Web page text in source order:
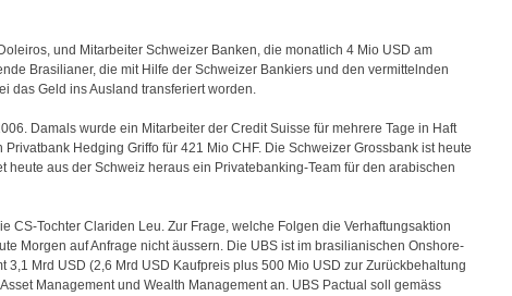
und Mitarbeiter Schweizer Banken, die monatlich 4 Mio USD am
Brasilianer, die mit Hilfe der Schweizer Bankiers und den vermittelnden
das Geld ins Ausland transferiert worden.
Damals wurde ein Mitarbeiter der Credit Suisse für mehrere Tage in Haft
Hedging Griffo für 421 Mio CHF. Die Schweizer Grossbank ist heute
aus der Schweiz heraus ein Privatebanking-Team für den arabischen
Tochter Clariden Leu. Zur Frage, welche Folgen die Verhaftungsaktion
Morgen auf Anfrage nicht äussern. Die UBS ist im brasilianischen Onshore-
Mrd USD (2,6 Mrd USD Kaufpreis plus 500 Mio USD zur Zurückbehaltung
Management und Wealth Management an. UBS Pactual soll gemäss